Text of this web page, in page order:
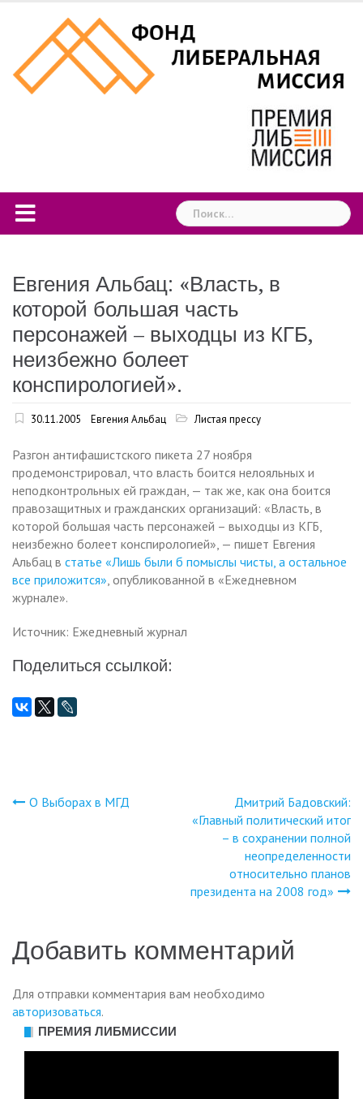
content
Найти:
Евгения Альбац: «Власть, в
которой большая часть
персонажей – выходцы из КГБ,
неизбежно болеет
конспирологией».
30.11.2005 Евгения Альбац Листая прессу
Разгон антифашистского пикета 27 ноября
продемонстрировал, что власть боится нелояльных и
неподконтрольных ей граждан, — так же, как она боится
правозащитных и гражданских организаций: «Власть, в
которой большая часть персонажей – выходцы из КГБ,
неизбежно болеет конспирологией», — пишет Евгения
Альбац в статье «Лишь были б помыслы чисты, а остальное
все приложится» , опубликованной в «Ежедневном
журнале».
Источник: Ежедневный журнал
Поделиться ссылкой:
Навигация
О Выборах в МГД
Дмитрий Бадовский:
«Главный политический итог
– в сохранении полной
неопределенности
относительно планов
президента на 2008 год»
Добавить комментарий
Для отправки комментария вам необходимо
авторизоваться.
ПРЕМИЯ ЛИБМИССИИ